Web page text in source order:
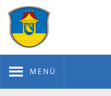
MENÜ